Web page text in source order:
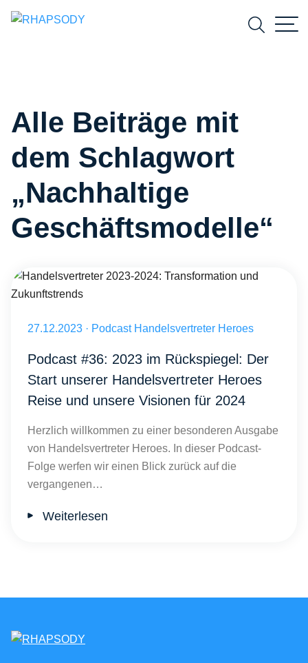
Suchen
Alle Beiträge mit
dem Schlagwort
„Nachhaltige
Geschäftsmodelle“
Veröffentlicht am 27.12.2023
27.12.2023 · Podcast Handelsvertreter Heroes
Podcast #36: 2023 im Rückspiegel: Der
Start unserer Handelsvertreter Heroes
Reise und unsere Visionen für 2024
Herzlich willkommen zu einer besonderen Ausgabe
von Handelsvertreter Heroes. In dieser Podcast-
Folge werfen wir einen Blick zurück auf die
vergangenen…
Weiterlesen